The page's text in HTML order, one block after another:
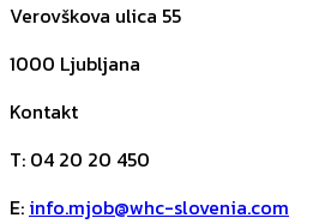
Verovškova ulica 55
1000 Ljubljana
Kontakt
T: 04 20 20 450
E: info.mjob@whc-slovenia.com